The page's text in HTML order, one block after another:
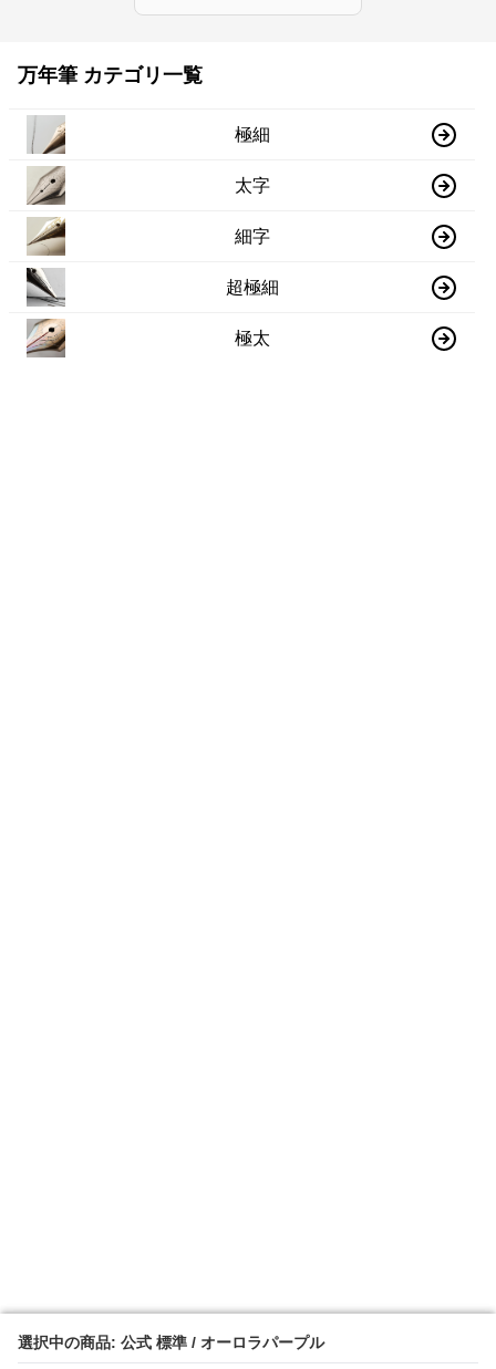
選択中の商品: 公式 標準 / オーロラパープル
選択中の商品: 公式 標準 / オーロラパープル
万年筆 カテゴリ一覧
極細
太字
細字
超極細
極太